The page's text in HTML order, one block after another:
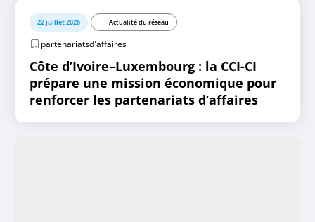
22 juillet 2026 Actualité du réseau
partenariatsd'affaires
Côte d’Ivoire–Luxembourg : la CCI-CI
prépare une mission économique pour
renforcer les partenariats d’affaires